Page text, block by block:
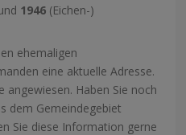
1946 (Eichen-)
ehemaligen
eine aktuelle Adresse.
angewiesen. Haben Sie noch
dem Gemeindegebiet
Sie diese Information gerne